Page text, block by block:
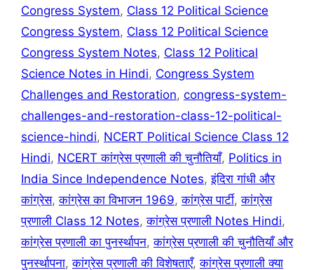
Congress System, Class 12 Political Science
Congress System, Class 12 Political Science
Congress System Notes, Class 12 Political
Science Notes in Hindi, Congress System
Challenges and Restoration, congress-system-
challenges-and-restoration-class-12-political-
science-hindi, NCERT Political Science Class 12
Hindi, NCERT कांग्रेस प्रणाली की चुनौतियाँ, Politics in
India Since Independence Notes,इंदिरा गांधी और
कांग्रेस,कांग्रेस का विभाजन 1969,कांग्रेस पार्टी,कांग्रेस
प्रणाली Class 12 Notes,कांग्रेस प्रणाली Notes Hindi,
कांग्रेस प्रणाली का पुनर्स्थापन,कांग्रेस प्रणाली की चुनौतियाँ और
पुनर्स्थापना,कांग्रेस प्रणाली की विशेषताएँ,कांग्रेस प्रणाली क्या